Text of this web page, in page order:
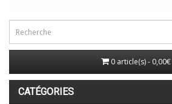
0 article(s) - 0,00€
CATÉGORIES